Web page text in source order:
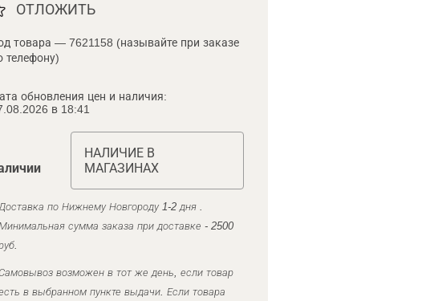
ОТЛОЖИТЬ
товара — 7621158 (называйте при заказе
телефону)
обновления цен и наличия:
в 18:41
НАЛИЧИЕ В
МАГАЗИНАХ
по Нижнему Новгороду 1-2 дня .
сумма заказа при доставке - 2500
возможен в тот же день, если товар
в выбранном пункте выдачи. Если товара